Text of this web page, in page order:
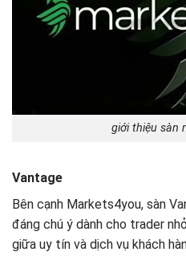
giới thiệu sàn
Vantage
Bên cạnh Markets4you, sàn
đáng chú ý dành cho trader
giữa uy tín và dịch vụ khách